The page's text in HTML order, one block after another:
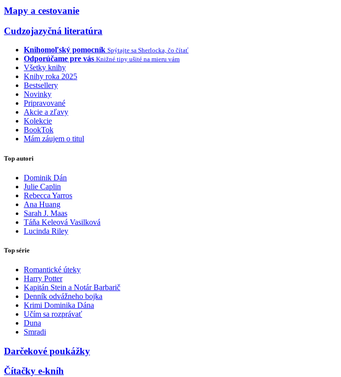
Mapy a cestovanie
Cudzojazyčná literatúra
Knihomoľský pomocník Spýtajte sa Sherlocka, čo čítať
Odporúčame pre vás Knižné tipy ušité na mieru vám
Všetky knihy
Knihy roka 2025
Bestsellery
Novinky
Pripravované
Akcie a zľavy
Kolekcie
BookTok
Mám záujem o titul
Top autori
Dominik Dán
Julie Caplin
Rebecca Yarros
Ana Huang
Sarah J. Maas
Táňa Keleová Vasilková
Lucinda Riley
Top série
Romantické úteky
Harry Potter
Kapitán Stein a Notár Barbarič
Denník odvážneho bojka
Krimi Dominika Dána
Učím sa rozprávať
Duna
Smradi
Darčekové poukážky
Čítačky e-kníh